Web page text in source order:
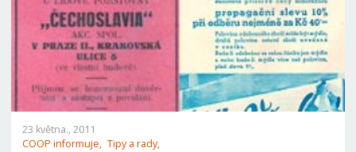
23 května., 2011
COOP informuje, Tipy a rady,